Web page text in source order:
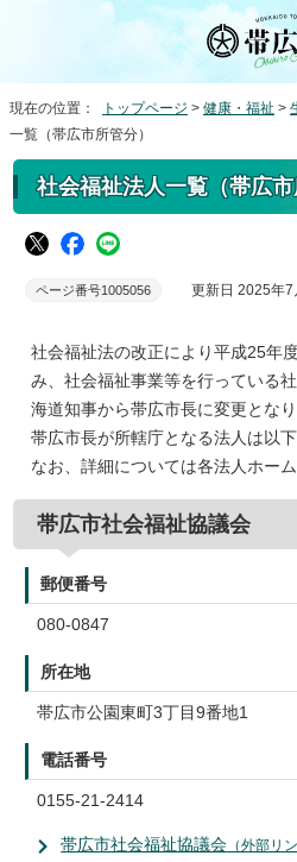
現在の位置： トップページ > 健康・福祉 >
一覧（帯広市所管分）
社会福祉法人一覧（帯広
ページ番号1005056 更新日 2025年7
社会福祉法の改正により平成25年
み、社会福祉事業等を行っている
海道知事から帯広市長に変更となり
帯広市長が所轄庁となる法人は以下
なお、詳細については各法人ホー
帯広市社会福祉協議会
郵便番号
080-0847
所在地
帯広市公園東町3丁目9番地1
電話番号
0155-21-2414
帯広市社会福祉協議会 （外部リ